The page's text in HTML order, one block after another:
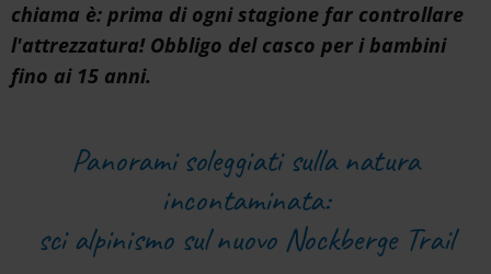
chiama è: prima di ogni stagione far controllare
l'attrezzatura! Obbligo del casco per i bambini
fino ai 15 anni.
Panorami soleggiati sulla natura
incontaminata:
sci alpinismo sul nuovo Nockberge Trail